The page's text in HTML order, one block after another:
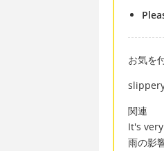
お気を
関連
It's
雨の影